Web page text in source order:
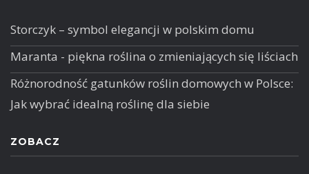
Storczyk – symbol elegancji w polskim domu
Maranta - piękna roślina o zmieniających się liściach
Różnorodność gatunków roślin domowych w Polsce:
Jak wybrać idealną roślinę dla siebie
ZOBACZ